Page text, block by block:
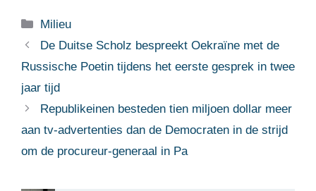
Categorieën
Milieu
De Duitse Scholz bespreekt Oekraïne met de
Russische Poetin tijdens het eerste gesprek in twee
jaar tijd
Republikeinen besteden tien miljoen dollar meer
aan tv-advertenties dan de Democraten in de strijd
om de procureur-generaal in Pa